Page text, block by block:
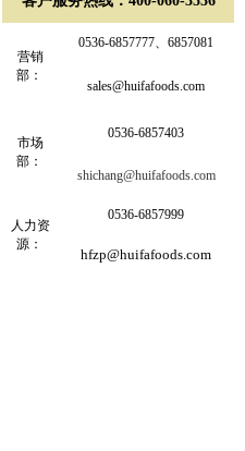
营销
部：
0536-6857777、6857081
sales@huifafoods.com
市场
部：
0536-6857403
shichang@huifafoods.com
人力资
源：
0536-6857999
hfzp@huifafoods.com